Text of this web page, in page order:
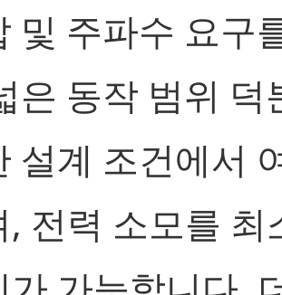
및 주파수 요구
은 동작 범위 덕
설계 조건에서
, 전력 소모를 최